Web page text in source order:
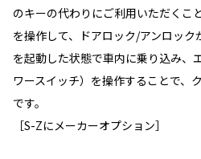
のキーの代わりにご利用いただくこ
を操作して、ドアロック/アンロック
を起動した状態で車内に乗り込み、
ワースイッチ）を操作することで、
です。
［S-Zにメーカーオプション］